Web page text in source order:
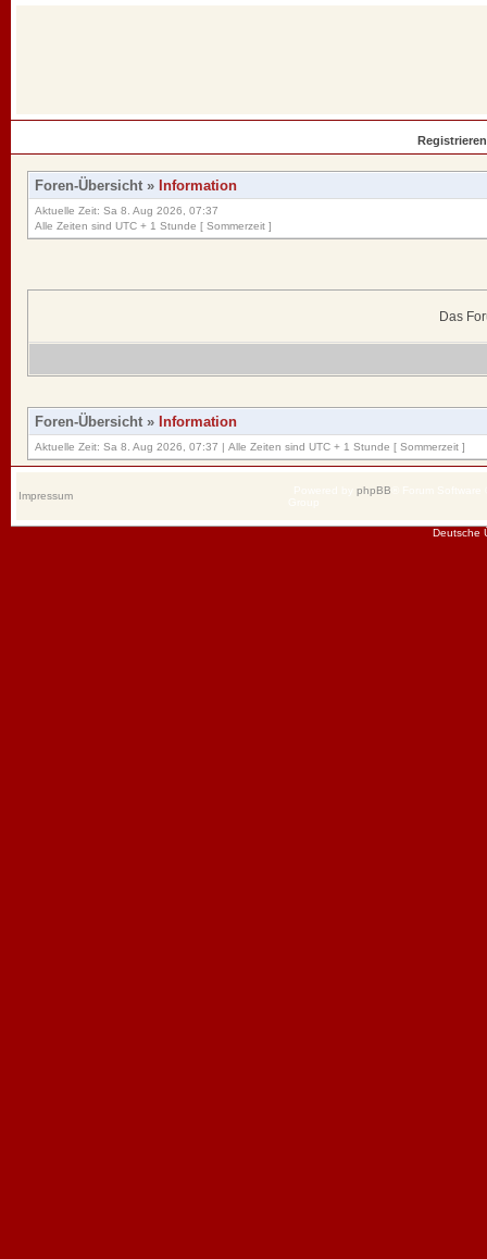
Registrieren
Foren-Übersicht » Information
Aktuelle Zeit: Sa 8. Aug 2026, 07:37
Alle Zeiten sind UTC + 1 Stunde [ Sommerzeit ]
Das
Foren-Übersicht » Information
Aktuelle Zeit: Sa 8. Aug 2026, 07:37 | Alle Zeiten sind UTC + 1 Stunde [ Sommerzeit ]
Impressum phpBB
Deutsche